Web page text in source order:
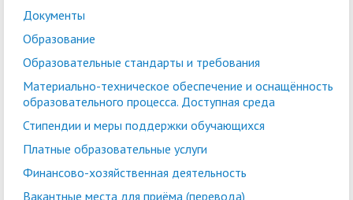
Документы
Образование
Образовательные стандарты и требования
Материально-техническое обеспечение и оснащённость
образовательного процесса. Доступная среда
Стипендии и меры поддержки обучающихся
Платные образовательные услуги
Финансово-хозяйственная деятельность
Вакантные места для приёма (перевода)